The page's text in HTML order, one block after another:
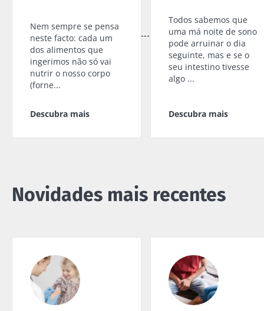
Nem sempre se pensa
neste facto: cada um
dos alimentos que
ingerimos não só vai
nutrir o nosso corpo
(forne...
Descubra mais
Todos sabemos que
uma má noite de sono
pode arruinar o dia
seguinte, mas e se o
seu intestino tivesse
algo ...
Descubra mais
Novidades mais recentes